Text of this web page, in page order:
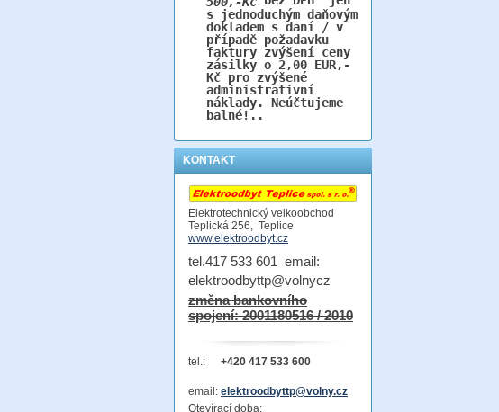
s jednoduchým daňovým
dokladem s daní / v
případě požadavku
faktury zvýšení ceny
zásilky o 2,00 EUR,-
Kč pro zvýšené
administrativní
náklady. Neúčtujeme
balné!..
KONTAKT
Elektrotechnický velkoobchod
Teplická 256, Teplice
www.elektroodbyt.cz
tel.417 533 601 email:
elektroodbyttp@volnycz
změna bankovního
spojení: 2001180516 / 2010
tel.: +420 417 533 600
email: elektroodbyttp@volny.cz
Otevírací doba: